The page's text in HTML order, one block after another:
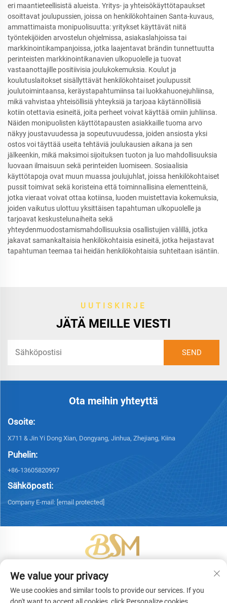
eri maantieteellisistä alueista. Yritys- ja yhteisökäyttötapaukset
osoittavat joulupussien, joissa on henkilökohtainen Santa-kuvaus,
ammattimaista monipuolisuutta: yritykset käyttävät niitä
työntekijöiden arvostelun ohjelmissa, asiakaslahjoissa tai
markkinointikampanjoissa, jotka laajentavat brändin tunnettuutta
perinteisten markkinointikanavien ulkopuolelle ja tuovat
vastaanottajille positiivisia joulukokemuksia. Koulut ja
koulutuslaitokset sisällyttävät henkilökohtaiset joulupussit
joulutoimintaansa, keräystapahtumiinsa tai luokkahuonejuhliinsa,
mikä vahvistaa yhteisöllisiä yhteyksiä ja tarjoaa käytännöllisiä
kotiin otettavia esineitä, joita perheet voivat käyttää omiin juhliinsa.
Näiden monipuolisten käyttötapausten asiakkaille tuoma arvo
näkyy joustavuudessa ja sopeutuvuudessa, joiden ansiosta yksi
ostos voi täyttää useita tehtäviä joulukausien aikana ja sen
jälkeenkin, mikä maksimoi sijoituksen tuoton ja luo mahdollisuuksia
luovaan ilmaisuun sekä perinteiden luomiseen. Sosiaalisia
käyttötapoja ovat muun muassa joulujuhlat, joissa henkilökohtaiset
pussit toimivat sekä koristeina että toiminnallisina elementteinä,
jotka vieraat voivat ottaa kotiinsa, luoden muistettavia kokemuksia,
joiden vaikutus ulottuu yksittäisen tapahtuman ulkopuolelle ja
tarjoavat keskustelunaiheita sekä
yhteydenmuodostamismahdollisuuksia osallistujien välillä, jotka
jakavat samankaltaisia henkilökohtaisia esineitä, jotka heijastavat
tapahtuman teemaa tai heidän henkilökohtaisia suhteitaan isäntiin.
UUTISKIRJE
JÄTÄ MEILLE VIESTI
Ota meihin yhteyttä
Osoite:
X711 & Jin Yi Dong Xian, Dongyang, Jinhua, Zhejiang, Kiina
Puhelin:
+86-13605820997
Sähköposti:
Company E-mail: [email protected]
Tekijänoikeus © 2026 Yiwu Bingsheng Packaging Technology Co., Ltd.
Kaikki oikeudet pidätetään. -Tietosuojakäytäntö
We value your privacy
We use cookies and similar tools to provide our services. If you